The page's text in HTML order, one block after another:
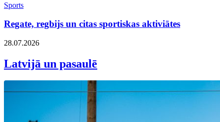
Sports
Regate, regbijs un citas sportiskas aktiviātes
28.07.2026
Latvijā un pasaulē